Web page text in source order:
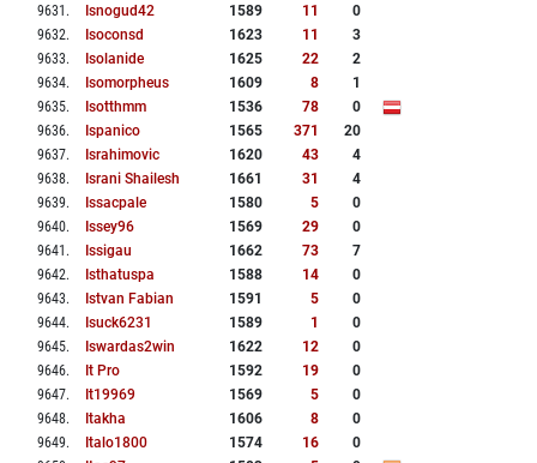
9631 . Isnogud42 1589 11
0
9632. Isoconsd 1623 11
3
9633. Isolanide 1625 22
2
9634. Isomorpheus 1609 8
1
9635. Isotthmm 1536 78
0
9636. Ispanico 1565 371
20
9637. Israhimovic 1620 43
4
9638. Israni Shailesh 1661 31
4
9639. Issacpale 1580 5
0
9640. Issey96 1569 29
0
9641 . Issigau 1662 73
7
9642. Isthatuspa 1588 14
0
9643. Istvan Fabian 1591 5
0
9644. Isuck6231 1589 1
0
9645. Iswardas2win 1622 12
0
9646. It Pro 1592 19
0
9647. It19969 1569 5
0
9648. Itakha 1606 8
0
9649. Italo1800 1574 16
0